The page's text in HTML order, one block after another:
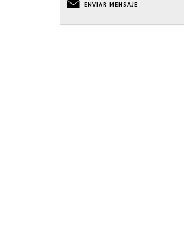
ENVIAR MENSAJE